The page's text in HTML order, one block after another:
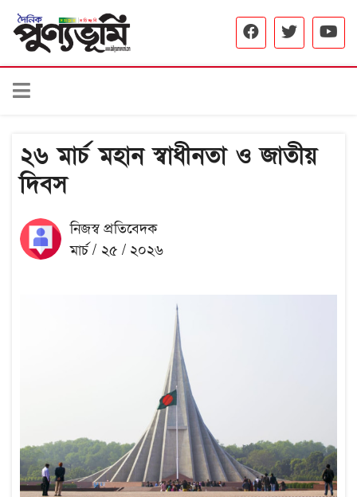
২৬ মার্চ মহান স্বাধীনতা ও জাতীয়
দিবস
নিজস্ব প্রতিবেদক
মার্চ / ২৫ / ২০২৬